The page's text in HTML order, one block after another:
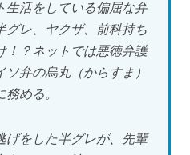
生活をしている偏屈な弁
グレ、ヤクザ、前科持ち
！？ネットでは悪徳弁護
弁の烏丸（からすま）
める。
げをした半グレが、先輩